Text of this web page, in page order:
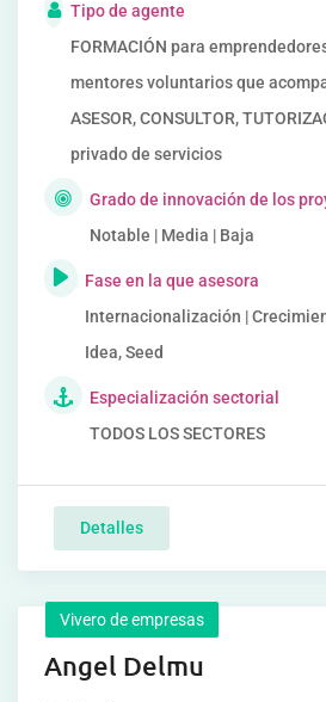
Tipo de agente
FORMACIÓN para
mentores voluntarios que
ASESOR, CONSULTOR,
privado de servicios
Grado de innovación de los
Notable | Media | Baja
Fase en la que asesora
Internacionalización |
Idea, Seed
Especialización sectorial
TODOS LOS SECTORES
Detalles
Vivero de empresas
Angel Delmu